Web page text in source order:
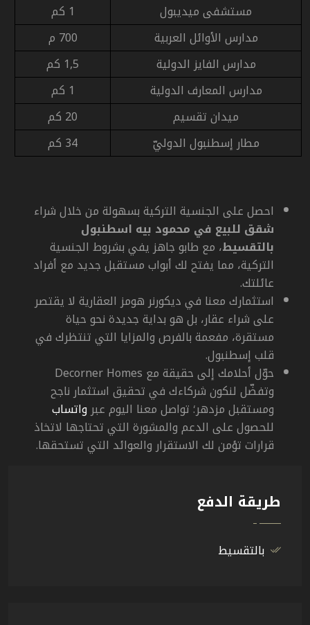
مستشفى ميديبول
1 كم
مدارس الأوائل العربية
700 م
مدارس الفايز الدولية
1,5 كم
مدارس المعارف الدولية
1 كم
ميدان تقسيم
20 كم
مطار إسطنبول الدوليّ
34 كم
احصل على الجنسية التركية بسهولة من خلال شراء
شقق للبيع في محمود بيه اسطنبول
بالتقسيط، مع طابو جاهز يفي بشروط الجنسية
التركية، مما يفتح لك أبواب مستقبل جديد مع أفراد
عائلتك.
استثمارك معنا في ديكورنر هومز العقارية لا يقتصر
على شراء عقار، بل هو بداية جديدة نحو حياة
مستقرة، مفعمة بالفرص والمزايا التي تنتظرك في
قلب إسطنبول.
حوّل أحلامك إلى حقيقة مع Decorner Homes
وتفضّل لنكون شركاءك في تحقيق استثمار ناجح
ومستقبل مزدهر؛ تواصل معنا اليوم عبر واتساب
للحصول على الدعم والمشورة التي تحتاجها لاتخاذ
قرارات تؤمن لك الاستقرار والعوائد التي تستحقها.
طريقة الدفع
بالتقسيط